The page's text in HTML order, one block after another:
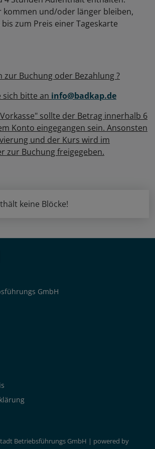
kommen und/oder länger bleiben,
zum Preis einer Tageskarte
zur Buchung oder Bezahlung ?
sich bitte an info@badkap.de
sollte der Betrag innerhalb 6
Konto eingegangen sein. Ansonsten
und der Kurs wird im
zur Buchung freigegeben.
keine Blöcke!
GmbH
Betriebsführungs GmbH | powered by